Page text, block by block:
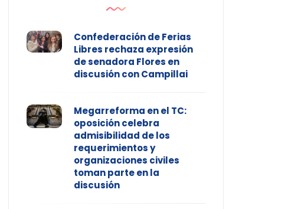
Confederación de Ferias
Libres rechaza expresión
de senadora Flores en
discusión con Campillai
Megarreforma en el TC:
oposición celebra
admisibilidad de los
requerimientos y
organizaciones civiles
toman parte en la
discusión